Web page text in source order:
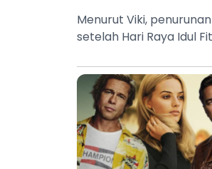
​Menurut Viki,
setelah Hari Raya Idul